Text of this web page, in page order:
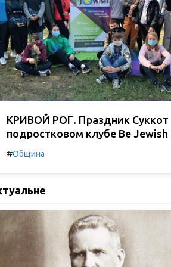
КРИВОЙ РОГ. Праздник Суккот
подростковом клубе Be Jewish
#Община